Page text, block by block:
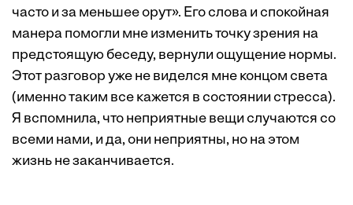
часто и за меньшее орут». Его слова и спокойная
манера помогли мне изменить точку зрения на
предстоящую беседу, вернули ощущение нормы.
Этот разговор уже не виделся мне концом света
(именно таким все кажется в состоянии стресса).
Я вспомнила, что неприятные вещи случаются со
всеми нами, и да, они неприятны, но на этом
жизнь не заканчивается.